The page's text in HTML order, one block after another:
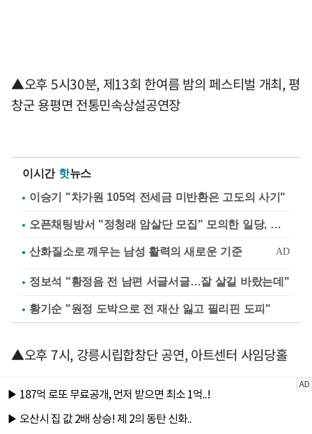
▲오후 5시30분, 제13회 한여름 밤의 페스티벌 개최, 평
창군 용평면 전통민속상설공연장
이시간 핫뉴스
이승기 "차가원 105억 전세금 미반환은 고도의 사기"
오픈채팅방서 "정청래 암살단 모집" 모의한 일당, 불구속 송치
정보석 "황정음 전 남편 서글서글…잘 살길 바랐는데"
황기순 "원정 도박으로 전 재산 잃고 필리핀 도피"
▲오후 7시, 강릉시립합창단 공연, 아트센터 사임당홀